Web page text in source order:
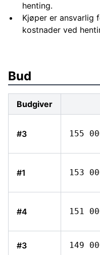
henting.
Kjøper er ansvarlig
kostnader ved
Bud
Budgiver
#3 155
#1 153
#4 151
#3 149